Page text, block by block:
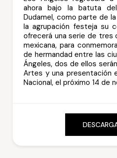
ahora bajo la batuta
Dudamel, como parte de
la agrupación festeja su
ofrecerá una serie de tres
mexicana, para
de hermandad entre las
Ángeles, dos de ellos
Artes y una presentación
Nacional, el próximo 14 de